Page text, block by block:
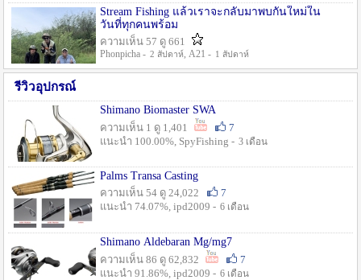
Stream Fishing แล้วเราจะกลับมาพบกันใหม่ใน
วันที่ทุกคนพร้อม
ความเห็น 57 ดู 661
Phonpicha - 2 สัปดาห์, A21 - 1 สัปดาห์
รีวิวอุปกรณ์
Shimano Biomaster SWA
ความเห็น 1 ดู 1,401
7
แนะนำ 100.00%, SpyFishing - 3 เดือน
Palms Transa Casting
ความเห็น 54 ดู 24,022
7
แนะนำ 74.07%, ipd2009 - 6 เดือน
Shimano Aldebaran Mg/mg7
ความเห็น 86 ดู 62,832
7
แนะนำ 91.86%, ipd2009 - 6 เดือน